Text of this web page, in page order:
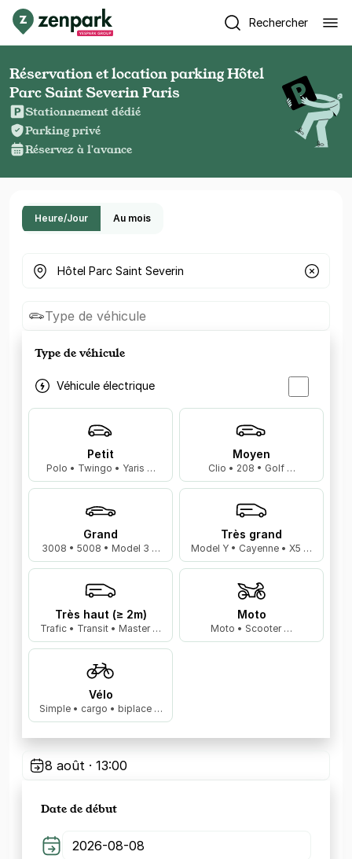
Rechercher
Réservation et location parking Hôtel
Parc Saint Severin Paris
Stationnement dédié
Parking privé
Réservez à l'avance
Heure/Jour Au mois
Où cherchez-vous un parking ?
Type de véhicule
Type de véhicule
Véhicule électrique
Petit
Polo • Twingo • Yaris …
Moyen
Clio • 208 • Golf …
Grand
3008 • 5008 • Model 3 …
Très grand
Model Y • Cayenne • X5 …
Très haut (≥ 2m)
Trafic • Transit • Master …
Moto
Moto • Scooter …
Vélo
Simple • cargo • biplace …
8 août · 13:00
Date de début